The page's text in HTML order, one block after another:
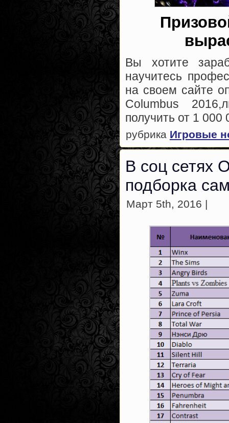
Вы хотите
научитесь
на своем сайте
Columbus
получить от 1
рубрика Игровые
В соц сетях
подборка
Март 5th, 2016 |